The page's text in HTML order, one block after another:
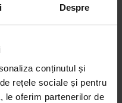
Despre
conținutul și
rețele sociale și pentru
le oferim partenerilor de
sau 20g pe